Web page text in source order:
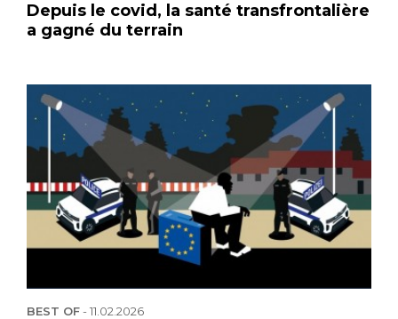
Depuis le covid, la santé transfrontalière
a gagné du terrain
BEST OF-11.02.2026